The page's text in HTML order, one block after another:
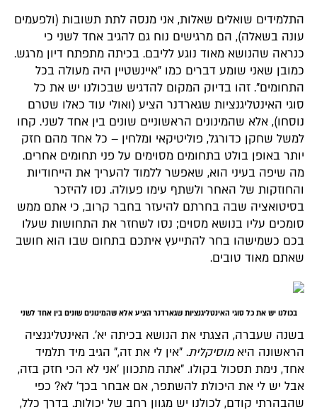
התלמידים שואלים שאלות, אני מנסה לתת תשובות (ולפעמים
עונה בשאלה), הם מרגישים נוח גם להגיב אחד לשני כי
כנראה שהנושא מאוד נוגע לליבם. בכיתה מתפתח דיון מרגש.
כמובן שאני שומע דברים כמו "איינשטיין היה מעולה בכל
התחומים". זהו בדיוק המקום להדגיש שבכולנו יש את כל
סוגי האינטליגנציות שגארדנר הציע (ואולי עוד כאלו שטרם
נוסחו), אלא שהמינונים הראשוניים שונים בין אחד לשני. קחו
למשל שחקן כדורגל, פוליטיקאי ומלחין – כל אחד מהם חזק
יותר באופן בולט בתחומים מסוימים על פני תחומים אחרים.
מה שיפה בעיני הוא, שאפשר ללמוד להעריך את הייחודיות
והחוזקות של האחר ולשתף עימו פעולה. נסו להיזכר
בסיטואציה שבה בחרתם להיעזר בחבר קרוב, כי אתם ממש
סומכים עליו בנושא מסוים; נסו לשחזר את התחושות שעלו
בכם כשמישהו בחר להתייעץ איתכם בתחום שבו הוא חושב
שאתם מאוד טובים.
בכולנו יש את כל סוגי האינטליגנציות שגארדנר הציע אלא שהמינונים שונים בין אחד לשני
בשנה שעברה, הצגתי את הנושא בכיתה יא'. האינטליגנציה
הראשונה היאמוסיקלית. "אין לי את זה," הגיב מיד תלמיד
אחד, נימת תסכול בקולו. "אתה מתכוון 'אני לא הכי חזק בזה,
אבל יש לי את היכולת להשתפר, אם אבחר בכך' לא? כפי
שהבהרתי קודם, לכולנו יש מגוון רחב של יכולות. בדרך כלל,